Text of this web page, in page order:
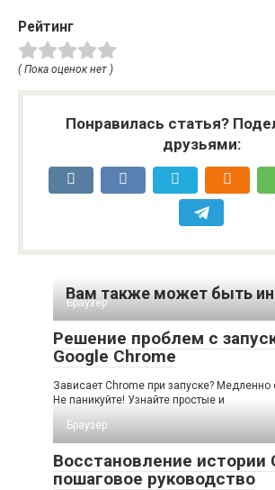
Рейтинг
( Пока оценок нет )
Понравилась статья?
друзьями:
Вам также может быть
Браузер
Решение проблем с
Google Chrome
Зависает Chrome при запуске? Медленно
Не паникуйте! Узнайте простые и
Браузер
Восстановление истории
пошаговое руководство